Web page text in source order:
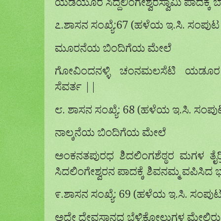
ಯಡೆಯೂರ ಸಿದ್ದಲಿಂಗೇಶ್ವರಸ್ವಾಮಿ ಪಾದಕ್ಕೆ
೭.ಶಾಸನ ಸಂಖ್ಯೆ:67 (ಹಳೆಯ ಇ.ಸಿ. ಸಂಪುಟ
ಮೂರನೆಯ ಬಿಂದಿಗೆಯ ಮೇಲೆ
ಗೋವಿಂದನಳ್ಳಿ ಚಂನಮಲಸೆಟಿ ಯಡೂರ
ಸೆವರ್ತ ||
೮. ಶಾಸನ ಸಂಖ್ಯೆ: 68 (ಹಳೆಯ ಇ.ಸಿ.
ನಾಲ್ಕನೆಯ ಬಿಂದಿಗೆಯ ಮೇಲೆ
ಅಂಕನತಪುರಧ ಶಿದಲಿಂಗಶೆಠ್ಠರ ಮಗಳ
ಸಿದಲಿಂಗೇಶ್ವರನ ಪಾದಕ್ಕೆ ಶಿವನಮ್ಮ ವಪಿಸಿದ
೯.ಶಾಸನ ಸಂಖ್ಯೆ: 69 (ಹಳೆಯ ಇ.ಸಿ.